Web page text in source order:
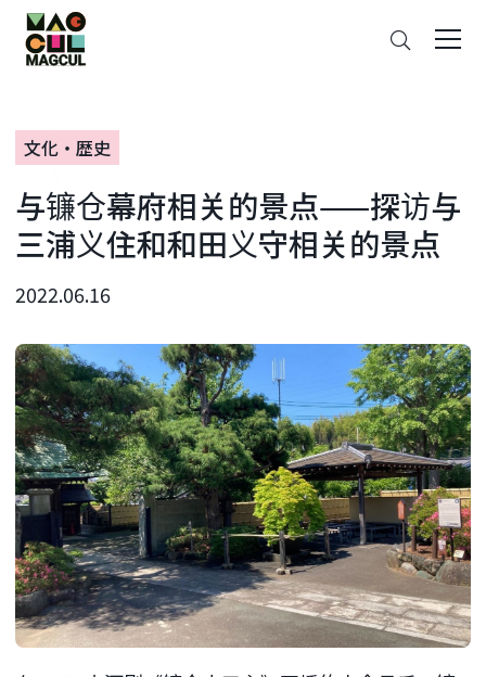
ン
テ
ン
に
ス
ッ
プ
文化・歴史
与镰仓幕府相关的景点——探访与
三浦义住和和田义守相关的景点
2022.06.16